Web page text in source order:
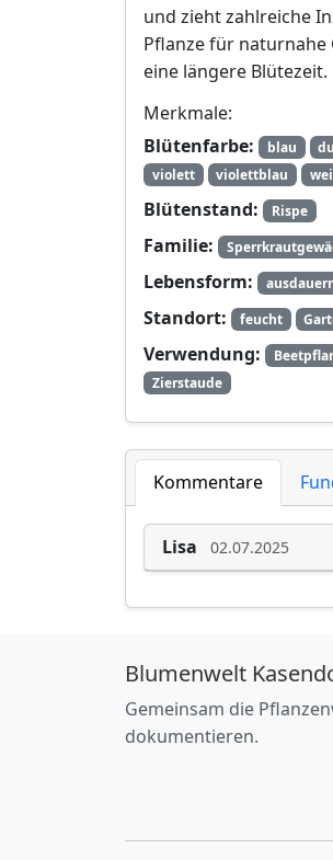
und zieht zahlreiche
Pflanze für
eine längere Blütezeit.
Merkmale:
Blütenfarbe:
blau
violett
violettblau
Blütenstand: Rispe
Familie:
Lebensform:
Standort: feucht
Verwendung:
Zierstaude
Kommentare
Lisa 02.07.2025
Blumenwelt
Gemeinsam die
dokumentieren.